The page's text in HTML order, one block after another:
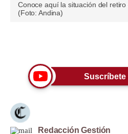
Plus G
Pregunta de hoy
Tendencias
Conoce aquí la situación del retiro
(Foto: Andina)
Suscríbete
Redacción Gestión